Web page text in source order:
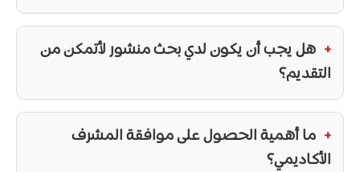
هل يجب أن يكون لدي بحث منشور لأتمكن من
التقديم؟
ما أهمية الحصول على موافقة المشرف
الأكاديمي؟